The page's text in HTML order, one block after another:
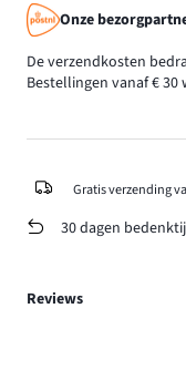
Onze
De verzendkosten
Bestellingen vanaf €
Gratis verzending
30 dagen
Reviews